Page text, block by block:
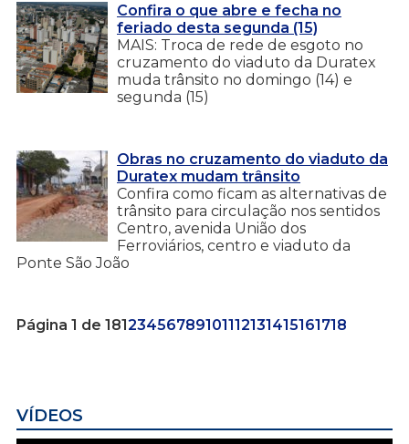
Confira o que abre e fecha no
feriado desta segunda (15)
MAIS: Troca de rede de esgoto no
cruzamento do viaduto da Duratex
muda trânsito no domingo (14) e
segunda (15)
Obras no cruzamento do viaduto da
Duratex mudam trânsito
Confira como ficam as alternativas de
trânsito para circulação nos sentidos
Centro, avenida União dos
Ferroviários, centro e viaduto da
Ponte São João
Página 1 de 18123456789101112131415161718
VÍDEOS